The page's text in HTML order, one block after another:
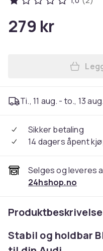
279 kr
Ti., 11 aug. - to., 13 aug.
Sikker betaling
14 dagers åpent
Selges og leveres
24hshop.no
Produktbeskrivelse
Stabil og holdbar